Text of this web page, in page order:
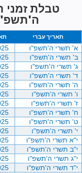
טבלת זמני
תאריך עברי
א' תשרי ה'תשפ"ו
ב' תשרי ה'תשפ"ו
ג' תשרי ה'תשפ"ו
ד' תשרי ה'תשפ"ו
ה' תשרי ה'תשפ"ו
ו' תשרי ה'תשפ"ו
ז' תשרי ה'תשפ"ו
ח' תשרי ה'תשפ"ו
ט' תשרי ה'תשפ"ו
י' תשרי ה'תשפ"ו
י"א תשרי ה'תשפ"ו
י"ב תשרי ה'תשפ"ו
י"ג תשרי ה'תשפ"ו
י"ד תשרי ה'תשפ"ו